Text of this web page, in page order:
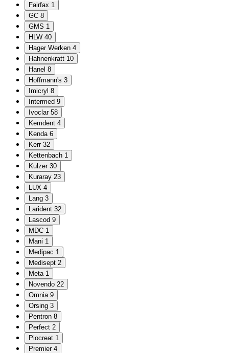
Fairfax 1
GC 8
GMS 1
HLW 40
Hager Werken 4
Hahnenkratt 10
Hanel 8
Hoffmann's 3
Imicryl 8
Intermed 9
Ivoclar 58
Kemdent 4
Kenda 6
Kerr 32
Kettenbach 1
Kulzer 30
Kuraray 23
LUX 4
Lang 3
Larident 32
Lascod 9
MDC 1
Mani 1
Medipac 1
Medisept 2
Meta 1
Novendo 22
Omnia 9
Orsing 3
Pentron 8
Perfect 2
Piocreat 1
Premier 4